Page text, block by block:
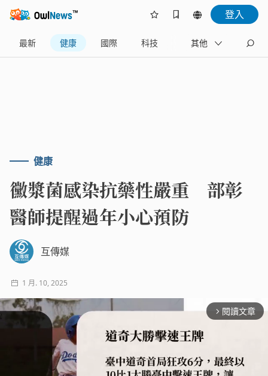
登入
最新 健康 國際 科技 財經
其他
健康
黴漿菌感染抗藥性嚴重 部彰
醫師提醒過年小心預防
互傳媒
1 月. 10, 2025
arrow_forward_ios 閱讀文章